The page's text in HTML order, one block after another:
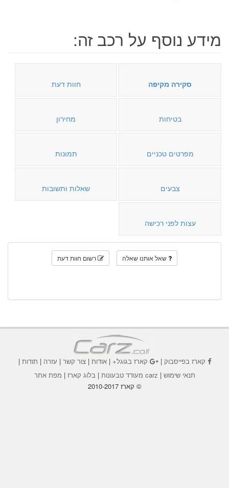
מידע נוסף על רכב זה:
סקירה מקיפה חוות דעת
בטיחות מחירון
מפרטים טכניים תמונות
צבעים שאלות ותשובות
עצות לפני רכישה
שאל אותנו שאלה רשום חוות דעת
קארז בפייסבוק| קארז בגוגל+|אודות |צור קשר | עזרה | תודות |
תנאי שימוש | carz מעודד טבעונות | בלוג קארז | מפת אתר
© קארז 2010-2017